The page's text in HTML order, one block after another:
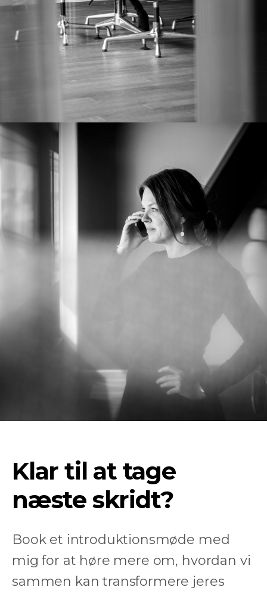
Klar til at tage
næste skridt?
Book et introduktionsmøde med
mig for at høre mere om, hvordan vi
sammen kan transformere jeres